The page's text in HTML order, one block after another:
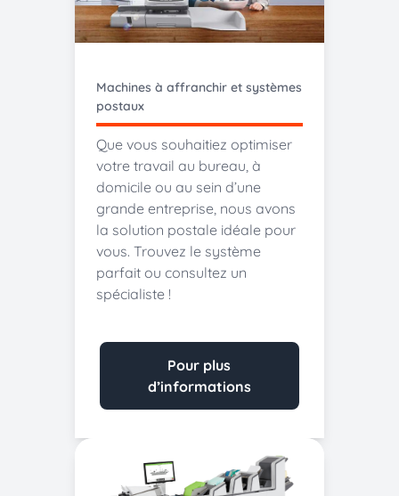
Machines à affranchir et systèmes
postaux
Que vous souhaitiez optimiser
votre travail au bureau, à
domicile ou au sein d’une
grande entreprise, nous avons
la solution postale idéale pour
vous. Trouvez le système
parfait ou consultez un
spécialiste !
Pour plus
d’informations